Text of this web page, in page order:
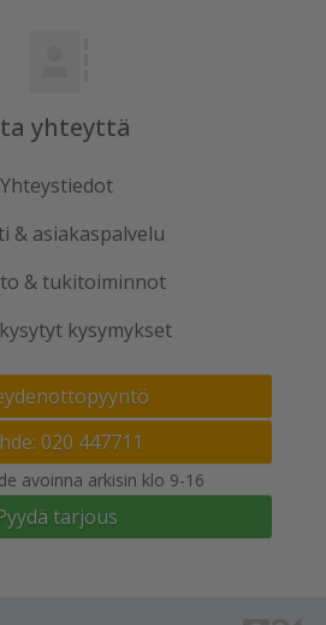
yhteyttä
Yhteystiedot
& asiakaspalvelu
& tukitoiminnot
kysymykset
020 447711
avoinna arkisin klo 9-16
tarjous